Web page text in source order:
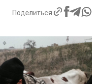
Поделиться